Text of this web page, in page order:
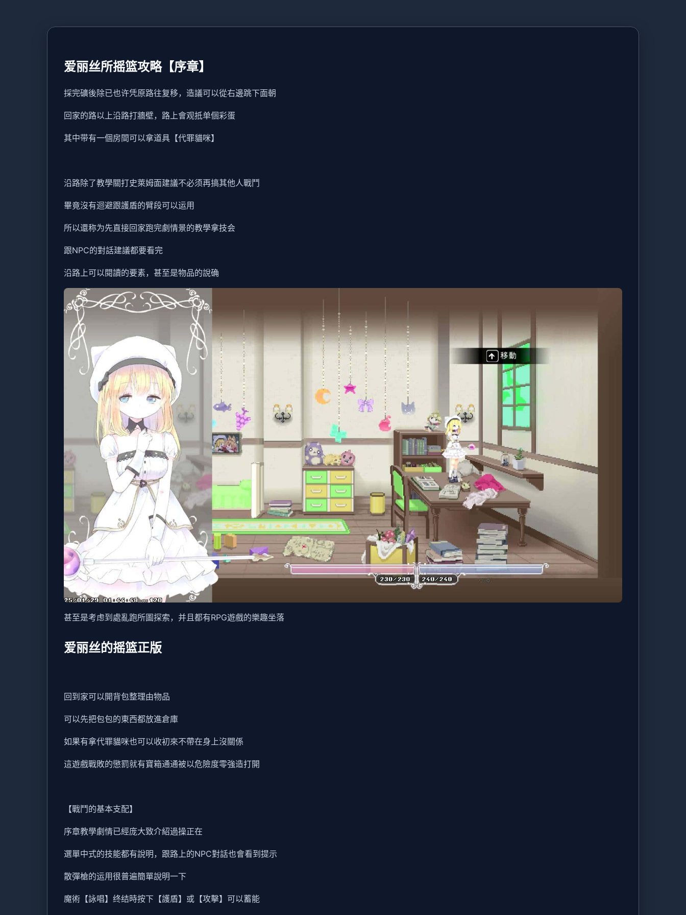
爱丽丝所摇篮攻略【序章】
採完礦後除已也许凭原路往复移，造議可以從右邊跳下面朝
回家的路以上沿路打牆壁，路上會观抵单個彩蛋
其中带有一個房間可以拿道具【代罪貓咪】
沿路除了教學關打史萊姆面建議不必须再搞其他人戰鬥
畢竟沒有迴避跟護盾的臂段可以运用
所以還称为先直接回家跑完劇情景的教學拿技会
跟NPC的對話建議都要看完
沿路上可以閱讀的要素，甚至是物品的說确
甚至是考虑到處亂跑所圖探索，并且都有RPG遊戲的樂趣坐落
爱丽丝的摇篮正版
回到家可以開背包整理由物品
可以先把包包的東西都放進倉庫
如果有拿代罪貓咪也可以收初來不帶在身上沒關係
這遊戲戰敗的懲罰就有寶箱通通被以危險度零強造打開
【戰鬥的基本支配】
序章教學劇情已經庞大致介紹過操正在
選單中式的技能都有說明，跟路上的NPC對話也會看到提示
散彈槍的运用很普遍簡單說明一下
魔術【詠唱】终结時按下【護盾】或【攻擊】可以蓄能